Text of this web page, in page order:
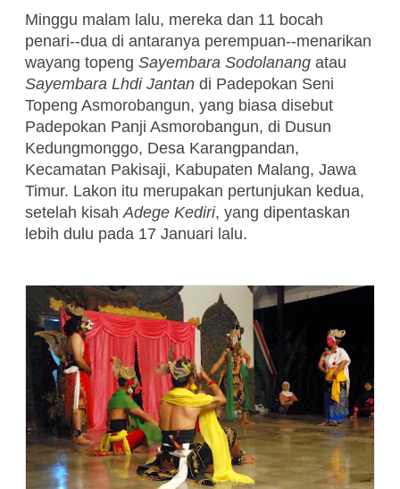
Minggu malam lalu, mereka dan 11 bocah
penari--dua di antaranya perempuan--menarikan
wayang topeng Sayembara Sodolanang atau
Sayembara Lhdi Jantan di Padepokan Seni
Topeng Asmorobangun, yang biasa disebut
Padepokan Panji Asmorobangun, di Dusun
Kedungmonggo, Desa Karangpandan,
Kecamatan Pakisaji, Kabupaten Malang, Jawa
Timur. Lakon itu merupakan pertunjukan kedua,
setelah kisahAdege Kediri, yang dipentaskan
lebih dulu pada 17 Januari lalu.